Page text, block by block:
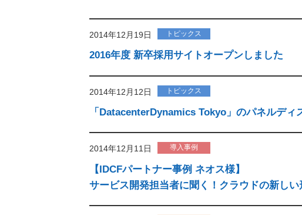
2014年12月19日 トピックス
2016年度 新卒採用サイトオープンしました
2014年12月12日 トピックス
「DatacenterDynamics Tokyo」のパネルデ
2014年12月11日 導入事例
【IDCFパートナー事例 ネオス様】
サービス開発担当者に聞く！クラウドの新しい